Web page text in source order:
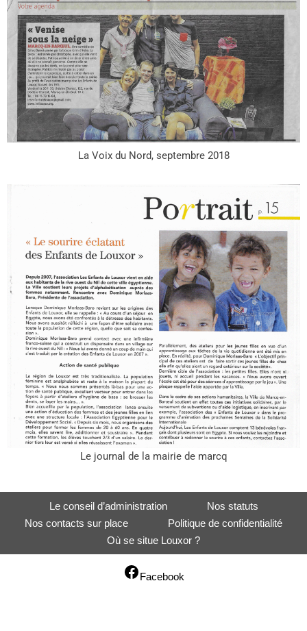
La Voix du Nord, septembre 2018
Le journal de la mairie de marcq
Le conseil d’administration
Nos statuts
Nos contacts sur place
Politique de confidentialité
Où se situe Louxor ?
Facebook